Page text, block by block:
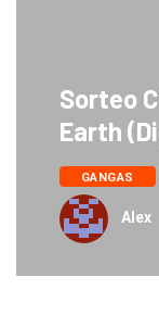
Sorteo
Earth
GANGAS
Alex